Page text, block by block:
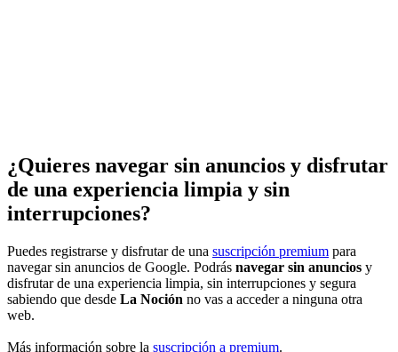
¿Quieres navegar sin anuncios y disfrutar
de una experiencia limpia y sin
interrupciones?
Puedes registrarse y disfrutar de una suscripción premium para
navegar sin anuncios de Google. Podrás navegar sin anuncios y
disfrutar de una experiencia limpia, sin interrupciones y segura
sabiendo que desde La Noción no vas a acceder a ninguna otra
web.
Más información sobre la suscripción a premium.